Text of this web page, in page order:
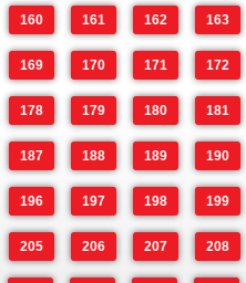
160 161 162 163
169 170 171 172
178 179 180 181
187 188 189 190
196 197 198 199
205 206 207 208